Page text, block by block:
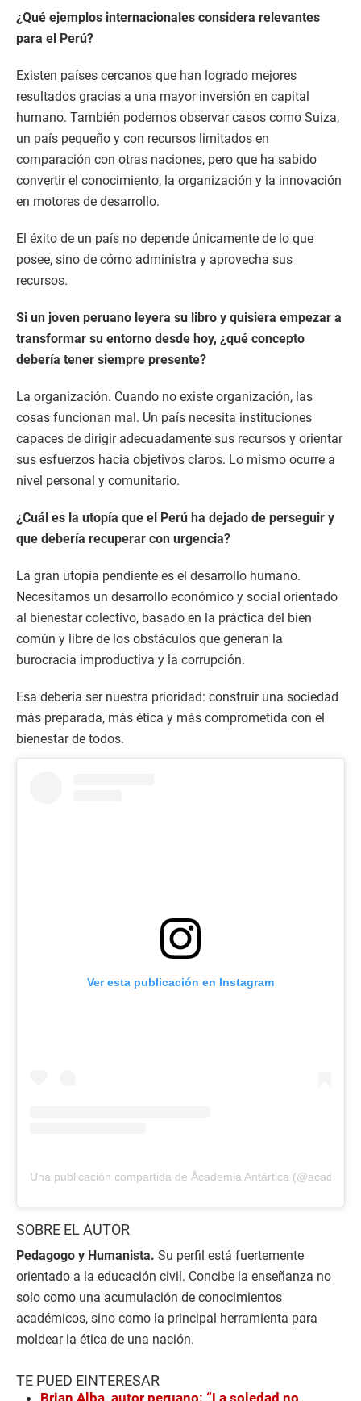
¿Qué ejemplos internacionales considera relevantes
para el Perú?
Existen países cercanos que han logrado mejores
resultados gracias a una mayor inversión en capital
humano. También podemos observar casos como Suiza,
un país pequeño y con recursos limitados en
comparación con otras naciones, pero que ha sabido
convertir el conocimiento, la organización y la innovación
en motores de desarrollo.
El éxito de un país no depende únicamente de lo que
posee, sino de cómo administra y aprovecha sus
recursos.
Si un joven peruano leyera su libro y quisiera empezar a
transformar su entorno desde hoy, ¿qué concepto
debería tener siempre presente?
La organización. Cuando no existe organización, las
cosas funcionan mal. Un país necesita instituciones
capaces de dirigir adecuadamente sus recursos y orientar
sus esfuerzos hacia objetivos claros. Lo mismo ocurre a
nivel personal y comunitario.
¿Cuál es la utopía que el Perú ha dejado de perseguir y
que debería recuperar con urgencia?
La gran utopía pendiente es el desarrollo humano.
Necesitamos un desarrollo económico y social orientado
al bienestar colectivo, basado en la práctica del bien
común y libre de los obstáculos que generan la
burocracia improductiva y la corrupción.
Esa debería ser nuestra prioridad: construir una sociedad
más preparada, más ética y más comprometida con el
bienestar de todos.
Ver esta publicación en Instagram
Una publicación compartida de Åcademia Antártica
SOBRE EL AUTOR
Pedagogo y Humanista. Su perfil está fuertemente
orientado a la educación civil. Concibe la enseñanza no
solo como una acumulación de conocimientos
académicos, sino como la principal herramienta para
moldear la ética de una nación.
TE PUED EINTERESAR
Brian Alba, autor peruano: “La soledad no